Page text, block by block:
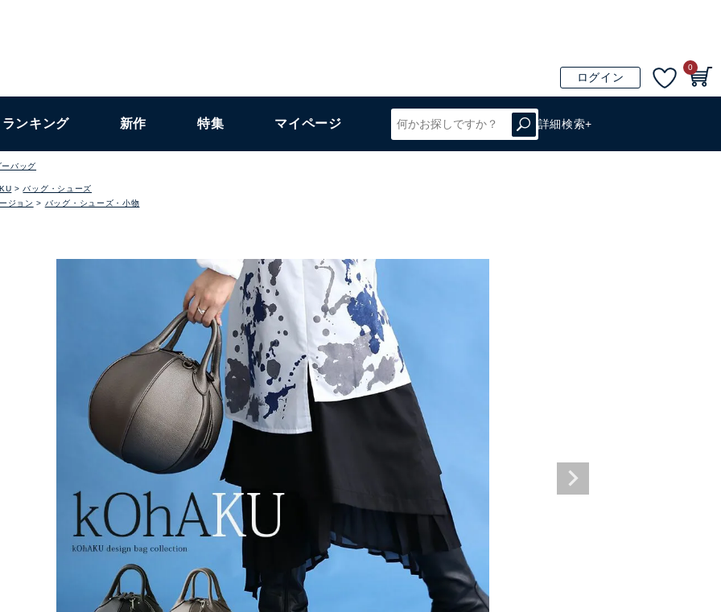
ログイン
0
ランキング 新作 特集 マイページ 詳細検索+
バッグ
バッグ・シューズ
ジョン
バッグ・シューズ・小物